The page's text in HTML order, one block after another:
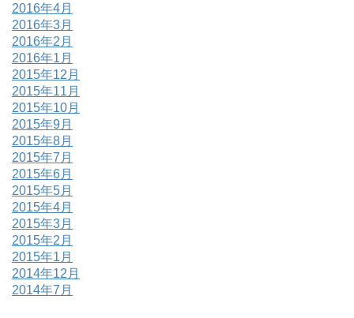
2016年4月
2016年3月
2016年2月
2016年1月
2015年12月
2015年11月
2015年10月
2015年9月
2015年8月
2015年7月
2015年6月
2015年5月
2015年4月
2015年3月
2015年2月
2015年1月
2014年12月
2014年7月